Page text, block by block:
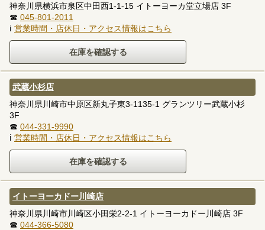
神奈川県横浜市泉区中田西1-1-15 イトーヨーカ堂立場店 3F
☎ 045-801-2011
ℹ 営業時間・店休日・アクセス情報はこちら
武蔵小杉店
神奈川県川崎市中原区新丸子東3-1135-1 グランツリー武蔵小杉
3F
☎ 044-331-9990
ℹ 営業時間・店休日・アクセス情報はこちら
イトーヨーカドー川崎店
神奈川県川崎市川崎区小田栄2-2-1 イトーヨーカドー川崎店 3F
☎ 044-366-5080